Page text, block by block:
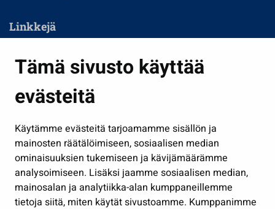
Tämä sivusto käyttää
evästeitä
Käytämme evästeitä tarjoamamme sisällön ja
mainosten räätälöimiseen, sosiaalisen median
ominaisuuksien tukemiseen ja kävijämäärämme
analysoimiseen. Lisäksi jaamme sosiaalisen median,
mainosalan ja analytiikka-alan kumppaneillemme
tietoja siitä, miten käytät sivustoamme. Kumppanimme
Linkkejä
Kasvatus ja opetus
Kulttuuri ja liikunta
Työ ja yrittäminen
Osallistu ja asioi
Näytä omat evästeasetukseni